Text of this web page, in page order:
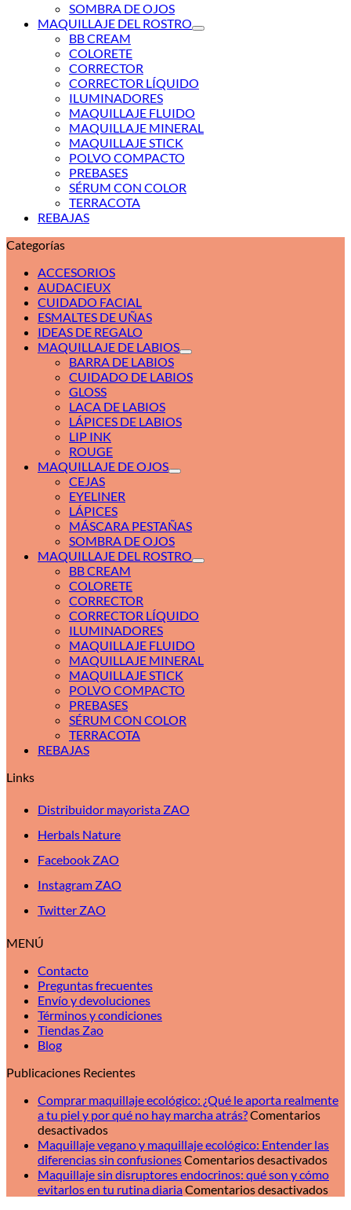
SOMBRA DE OJOS
MAQUILLAJE DEL ROSTRO
BB CREAM
COLORETE
CORRECTOR
CORRECTOR LÍQUIDO
ILUMINADORES
MAQUILLAJE FLUIDO
MAQUILLAJE MINERAL
MAQUILLAJE STICK
POLVO COMPACTO
PREBASES
SÉRUM CON COLOR
TERRACOTA
REBAJAS
Categorías
ACCESORIOS
AUDACIEUX
CUIDADO FACIAL
ESMALTES DE UÑAS
IDEAS DE REGALO
MAQUILLAJE DE LABIOS
BARRA DE LABIOS
CUIDADO DE LABIOS
GLOSS
LACA DE LABIOS
LÁPICES DE LABIOS
LIP INK
ROUGE
MAQUILLAJE DE OJOS
CEJAS
EYELINER
LÁPICES
MÁSCARA PESTAÑAS
SOMBRA DE OJOS
MAQUILLAJE DEL ROSTRO
BB CREAM
COLORETE
CORRECTOR
CORRECTOR LÍQUIDO
ILUMINADORES
MAQUILLAJE FLUIDO
MAQUILLAJE MINERAL
MAQUILLAJE STICK
POLVO COMPACTO
PREBASES
SÉRUM CON COLOR
TERRACOTA
REBAJAS
Links
Distribuidor mayorista ZAO
Herbals Nature
Facebook ZAO
Instagram ZAO
Twitter ZAO
MENÚ
Contacto
Preguntas frecuentes
Envío y devoluciones
Términos y condiciones
Tiendas Zao
Blog
Publicaciones Recientes
Comprar maquillaje ecológico: ¿Qué le aporta realmente
a tu piel y por qué no hay marcha atrás?Comentarios
desactivadosen
Comprar
maquillaje
ecológico:
¿Qué
Maquillaje vegano y maquillaje ecológico: Entender las
diferencias sin confusionesComentarios desactivadosen
Maquillaje sin disruptores endocrinos: qué son y cómo
evitarlos en tu rutina diariaComentarios desactivadosen